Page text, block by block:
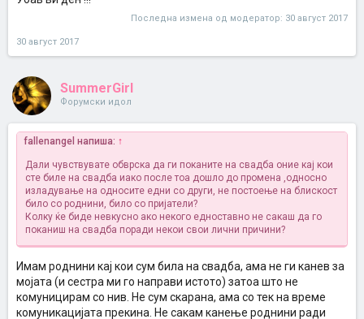
Последна измена од модератор: 30 август 2017
30 август 2017
SummerGirl
Форумски идол
fallenangel напиша: ↑
Дали чувствувате обврска да ги поканите на свадба оние кај кои
сте биле на свадба иако после тоа дошло до промена ,односно
изладување на односите едни со други, не постоење на блискост
било со роднини, било со пријатели?
Колку ќе биде невкусно ако некого едноставно не сакаш да го
поканиш на свадба поради некои свои лични причини?
Имам роднини кај кои сум била на свадба, ама не ги канев за
мојата (и сестра ми го направи истото) затоа што не
комуницирам со нив. Не сум скарана, ама со тек на време
комуникацијата прекина. Не сакам канење роднини ради